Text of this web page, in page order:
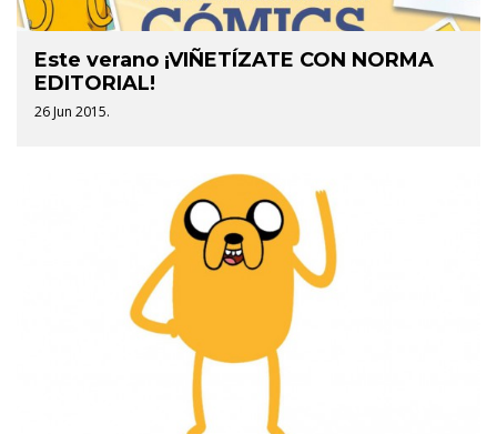
Este verano ¡VIÑETÍZATE CON NORMA
EDITORIAL!
26 Jun 2015.